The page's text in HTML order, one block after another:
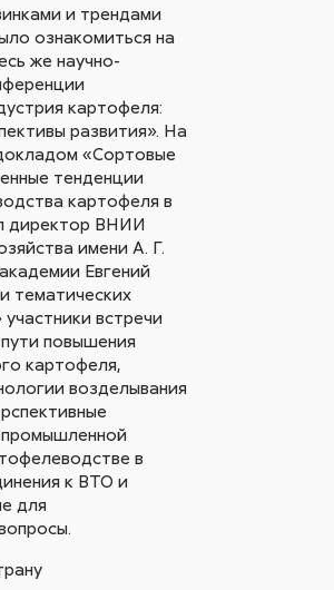
и трендами
ознакомиться на
же научно-
картофеля:
развития». На
«Сортовые
тенденции
картофеля в
директор ВНИИ
имени А. Г.
Евгений
тематических
встречи
повышения
картофеля,
возделывания
в
к ВТО и
для